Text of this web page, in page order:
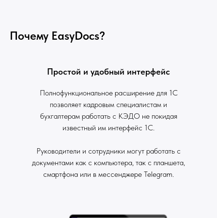
Почему EasyDocs?
Простой и удобный интерфейс
Полнофункциональное расширение для 1С
позволяет кадровым специалистам и
бухгалтерам работать с КЭДО не покидая
известный им интерфейс 1С.
Руководители и сотрудники могут работать с
документами как с компьютера, так с планшета,
смартфона или в мессенджере Telegram.